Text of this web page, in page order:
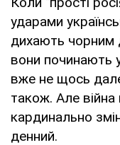
ударами
дихають
вони починають
вже не щось
також. Але війна
кардинально
денний.